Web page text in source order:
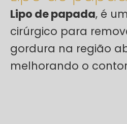
Lipo de papada, é
cirúrgico para
gordura na região
melhorando o